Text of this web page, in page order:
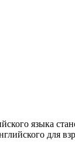
языка
для